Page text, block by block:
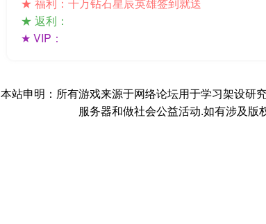
★ 返利：
★ VIP：
本站申明：所有游戏来源于网络论坛用于学习架设研
服务器和做社会公益活动.如有涉及版